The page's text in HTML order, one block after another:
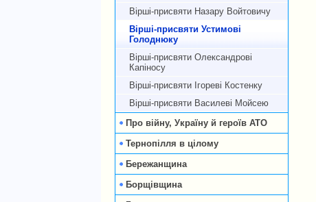
Вірші-присвяти Назару Войтовичу
Вірші-присвяти Устимові
Голоднюку
Вірші-присвяти Олександрові
Капіносу
Вірші-присвяти Ігореві Костенку
Вірші-присвяти Василеві Мойсею
Про війну, Україну й героїв АТО
Тернопілля в цілому
Бережанщина
Борщівщина